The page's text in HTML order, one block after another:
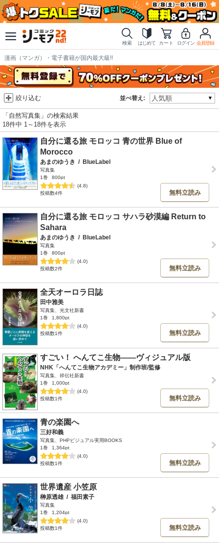
検索 はじめて カート ログイン 会員登録
漫画（マンガ）・電子書籍が国内最大級!!
並べ替え:
絞り込む
「自然写真集」の検索結果
18件中 1～18件を表示
自分に還る旅 モロッコ 青の世界 Blue of
Morocco
あまのゆうき / BlueLabel
写真集
1巻
800pt
(4.8)
投稿数4件
無料立読み
自分に還る旅 モロッコ サハラ砂漠編 Return to
Sahara
あまのゆうき / BlueLabel
写真集
1巻
800pt
(4.0)
投稿数2件
無料立読み
全天オーロラ日誌
田中雅美
写真集、光文社新書
1巻
1,800pt
(4.0)
投稿数1件
無料立読み
すごい！ へんてこ生物――ヴィジュアル版
NHK「へんてこ生物アカデミー」制作班/監修
写真集、祥伝社新書
1巻
1,000pt
(4.0)
投稿数1件
無料立読み
青の楽園へ
三好和義
写真集、PHPビジュアル実用BOOKS
1巻
1,364pt
(4.0)
投稿数1件
無料立読み
世界遺産 小笠原
榊原透雄 / 福田素子
写真集
1巻
1,204pt
(4.0)
投稿数1件
無料立読み